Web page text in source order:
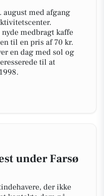
august med afgang
medbragt kaffe
til en pris af 70 kr.
en dag med sol og
til at
under Farsø
der ikke